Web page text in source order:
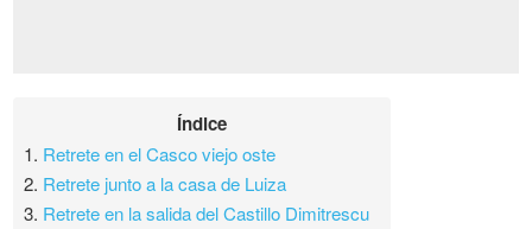
Índice
1. Retrete en el Casco viejo oste
2. Retrete junto a la casa de Luiza
3. Retrete en la salida del Castillo Dimitrescu